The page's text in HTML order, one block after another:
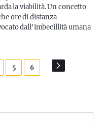
la viabilità. Un concetto
ore di distanza
dall'imbecillità umana
5 6